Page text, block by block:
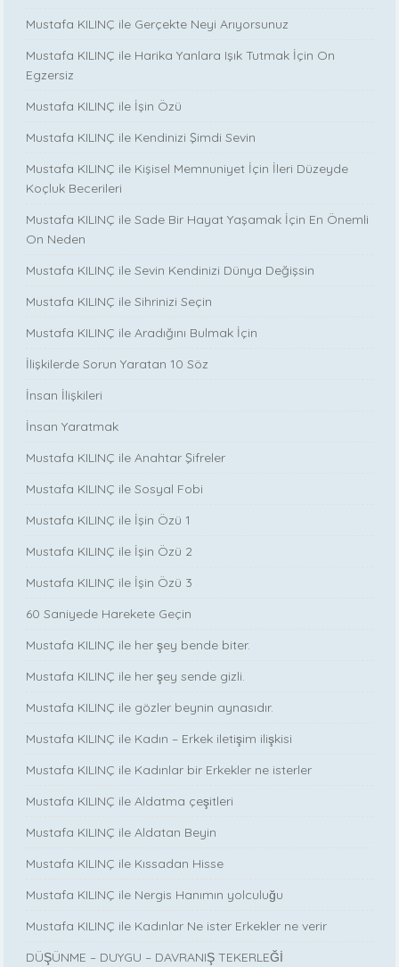
Mustafa KILINÇ ile Gerçekte Neyi Arıyorsunuz
Mustafa KILINÇ ile Harika Yanlara Işık Tutmak İçin On
Egzersiz
Mustafa KILINÇ ile İşin Özü
Mustafa KILINÇ ile Kendinizi Şimdi Sevin
Mustafa KILINÇ ile Kişisel Memnuniyet İçin İleri Düzeyde
Koçluk Becerileri
Mustafa KILINÇ ile Sade Bir Hayat Yaşamak İçin En Önemli
On Neden
Mustafa KILINÇ ile Sevin Kendinizi Dünya Değişsin
Mustafa KILINÇ ile Sihrinizi Seçin
Mustafa KILINÇ ile Aradığını Bulmak İçin
İlişkilerde Sorun Yaratan 10 Söz
İnsan İlişkileri
İnsan Yaratmak
Mustafa KILINÇ ile Anahtar Şifreler
Mustafa KILINÇ ile Sosyal Fobi
Mustafa KILINÇ ile İşin Özü 1
Mustafa KILINÇ ile İşin Özü 2
Mustafa KILINÇ ile İşin Özü 3
60 Saniyede Harekete Geçin
Mustafa KILINÇ ile her şey bende biter.
Mustafa KILINÇ ile her şey sende gizli.
Mustafa KILINÇ ile gözler beynin aynasıdır.
Mustafa KILINÇ ile Kadın – Erkek iletişim ilişkisi
Mustafa KILINÇ ile Kadınlar bir Erkekler ne isterler
Mustafa KILINÇ ile Aldatma çeşitleri
Mustafa KILINÇ ile Aldatan Beyin
Mustafa KILINÇ ile Kıssadan Hisse
Mustafa KILINÇ ile Nergis Hanımın yolculuğu
Mustafa KILINÇ ile Kadınlar Ne ister Erkekler ne verir
DÜŞÜNME – DUYGU – DAVRANIŞ TEKERLEĞİ